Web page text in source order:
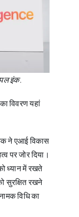
इंक.
विवरण यहां
ने एआई विकास
पर जोर दिया।
ध्यान में रखते
सुरक्षित रखने
विधि का